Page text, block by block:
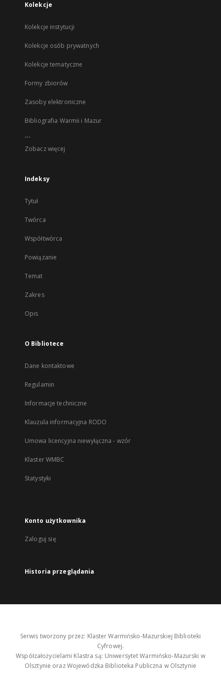
Kolekcje
Kolekcje instytucji
Kolekcje osób prywatnych
Kolekcje tematyczne
Formy zbiorów
Zasoby elektroniczne
Bibliografia Warmii i Mazur
...
Zobacz więcej
Indeksy
Tytuł
Twórca
Współtwórca
Powiązanie
Temat
Zakres
Opis
O Bibliotece
Dane kontaktowe
Regulamin
Informacje techniczne
Klauzula informacyjna RODO
Umowa licencyjna niewyłączna - wzór
Klaster WMBC
Statystyki
Konto użytkownika
Zaloguj się
Historia przeglądania
Serwis tworzony przez: Klaster Warmińsko-Mazurskiej Biblioteki
Cyfrowej.
Współzałożycielami Klastra są: Uniwersytet Warmińsko-Mazurski w
Olsztynie oraz Wojewódzka Biblioteka Publiczna w Olsztynie